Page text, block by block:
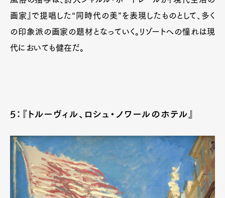
画家』で提唱した“同時代の美”を表現したものとして、多く
の印象派の画家の題材となっていく。リゾートへの憧れは現
代においても健在だ。
5：『トルーヴィル、ロシュ・ノワールのホテル』